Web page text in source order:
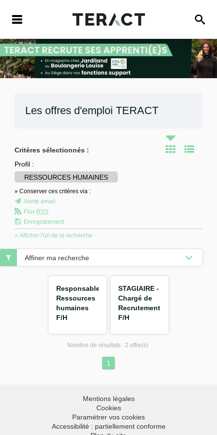
Les offres d'emploi TERACT
Critères sélectionnés :
Profil :
RESSOURCES HUMAINES
» Conserver ces critères via :
Alerte email
Flux RSS
Enregistrement
» Afficher l'url de la recherche
Responsable
Ressources
humaines
F/H
STAGIAIRE -
Chargé de
Recrutement
F/H
Affiner ma recherche
Nombre de résultats : 2 offre(s)
1
Mentions légales
Cookies
Paramétrer vos cookies
Accessibilité : partiellement conforme